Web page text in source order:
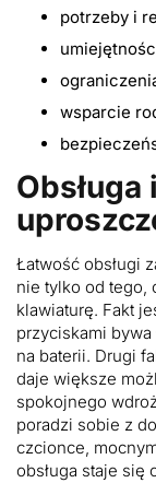
potrzeby i
wsparcie
Łatwość obsługi
nie tylko od tego,
klawiaturę. Fakt
przyciskami bywa
na baterii. Drugi
daje większe
spokojnego
poradzi sobie z
czcionce,
obsługa staje się